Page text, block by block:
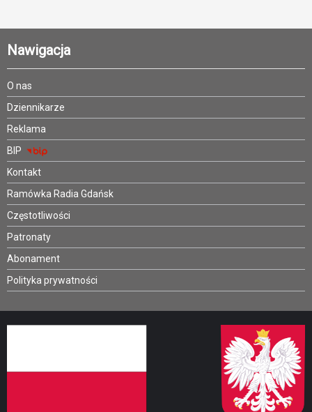
Nawigacja
O nas
Dziennikarze
Reklama
BIP
Kontakt
Ramówka Radia Gdańsk
Częstotliwości
Patronaty
Abonament
Polityka prywatności